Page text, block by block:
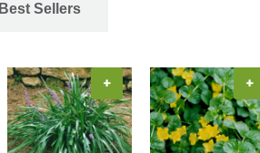
Best Sellers
+ +